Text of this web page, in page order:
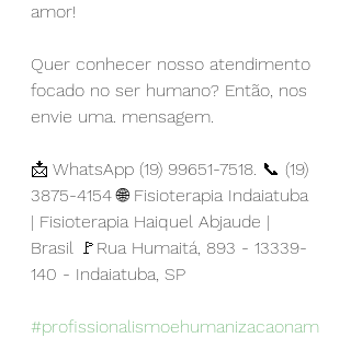
amor!
Quer conhecer nosso atendimento
focado no ser humano? Então, nos
envie uma. mensagem.
📩 WhatsApp (19) 99651-7518. 📞 (19)
3875-4154 🌐 Fisioterapia Indaiatuba
| Fisioterapia Haiquel Abjaude |
Brasil 🚩Rua Humaitá, 893 - 13339-
140 - Indaiatuba, SP
#profissionalismoehumanizacaonam